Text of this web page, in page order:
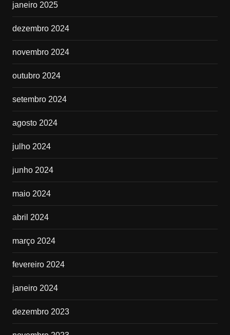
janeiro 2025
dezembro 2024
novembro 2024
outubro 2024
setembro 2024
agosto 2024
julho 2024
junho 2024
maio 2024
abril 2024
março 2024
fevereiro 2024
janeiro 2024
dezembro 2023